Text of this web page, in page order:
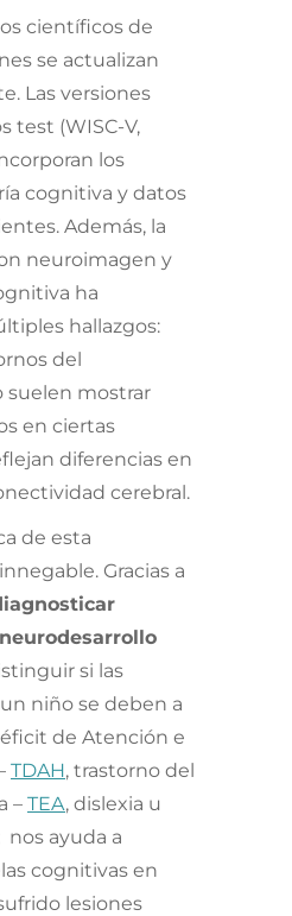
científicos de
se actualizan
Las versiones
test (WISC-V,
los
cognitiva y datos
Además, la
neuroimagen y
ha
hallazgos:
del
suelen mostrar
en ciertas
diferencias en
cerebral.
de esta
Gracias a
si las
niño se deben a
de Atención e
TDAH, trastorno del
– TEA, dislexia u
ayuda a
cognitivas en
lesiones